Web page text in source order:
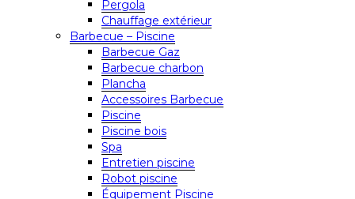
Pergola
Chauffage extérieur
Barbecue – Piscine
Barbecue Gaz
Barbecue charbon
Plancha
Accessoires Barbecue
Piscine
Piscine bois
Spa
Entretien piscine
Robot piscine
Équipement Piscine